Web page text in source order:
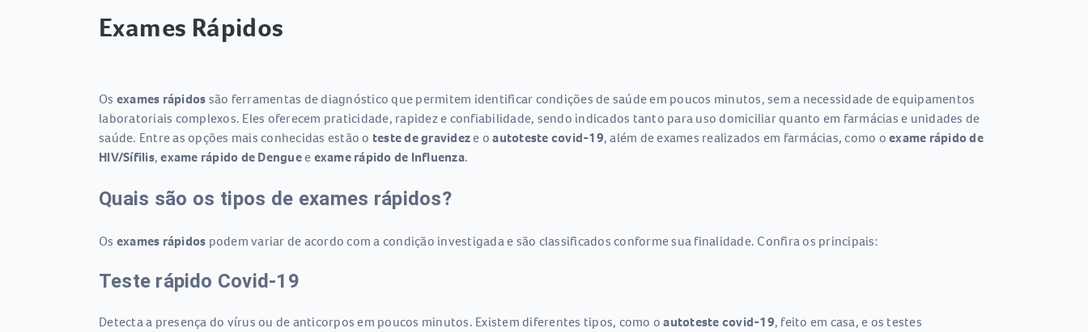
Exames Rápidos
Os exames rápidos são ferramentas de diagnóstico que permitem identificar condições de saúde em poucos minutos, sem a necessidade de equipamentos
laboratoriais complexos. Eles oferecem praticidade, rapidez e confiabilidade, sendo indicados tanto para uso domiciliar quanto em farmácias e unidades de
saúde. Entre as opções mais conhecidas estão o teste de gravideze oautoteste covid-19, além de exames realizados em farmácias, como o exame rápido de
HIV/Sífilis,exame rápido de Denguee exame rápido de Influenza.
Quais são os tipos de exames rápidos?
Os exames rápidos podem variar de acordo com a condição investigada e são classificados conforme sua finalidade. Confira os principais:
Teste rápido Covid-19
Detecta a presença do vírus ou de anticorpos em poucos minutos. Existem diferentes tipos, como oautoteste covid-19, feito em casa, e os testes